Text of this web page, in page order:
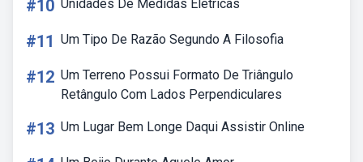
#10 Unidades De Medidas Eletricas
#11 Um Tipo De Razão Segundo A Filosofia
#12 Um Terreno Possui Formato De Triângulo
Retângulo Com Lados Perpendiculares
#13 Um Lugar Bem Longe Daqui Assistir Online